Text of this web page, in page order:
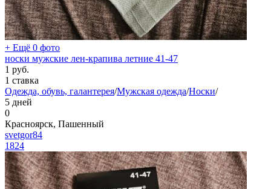
+ Ещё 0 фото
носки мужские лен-крапива летние 41-47
1 руб.
1 ставка
Одежда, обувь, галантерея/Мужская одежда/Носки/
5 дней
0
Красноярск, Пашенный
svetgor84
1824